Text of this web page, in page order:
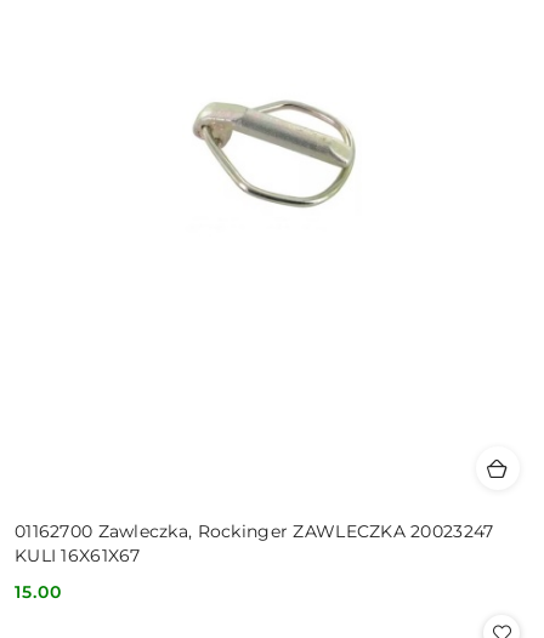
01162700 Zawleczka, Rockinger ZAWLECZKA 20023247
KULI 16X61X67
Cena:
15.00